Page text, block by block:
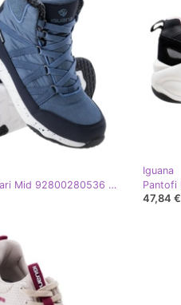
Pantofi Iguana Notari Mid 92800280536 albastru
Iguana
47,84 €